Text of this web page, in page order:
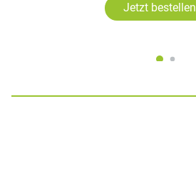
Jetzt bestellen